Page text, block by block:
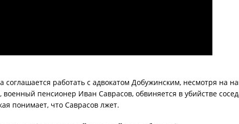
работать с адвокатом Добужинским, несмотря на
пенсионер Иван Саврасов, обвиняется в убийстве
понимает, что Саврасов лжет.